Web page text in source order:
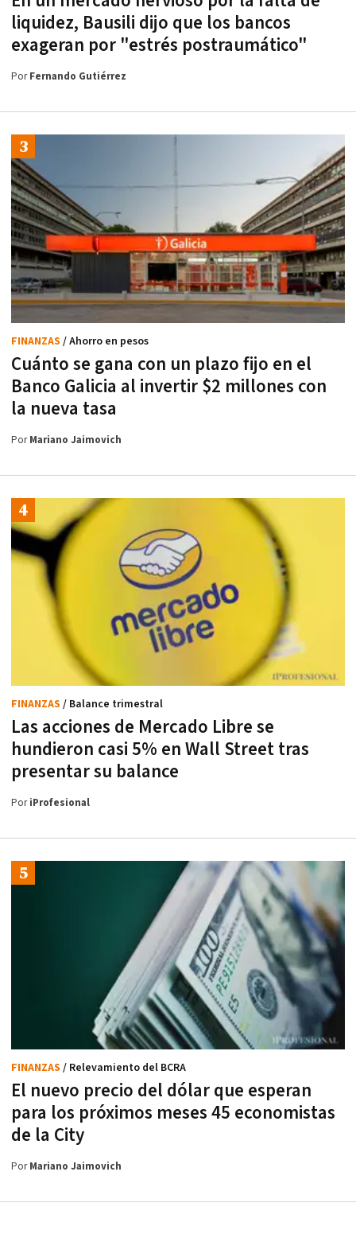
liquidez, Bausili dijo que los bancos
exageran por "estrés postraumático"
PorFernando Gutiérrez
Cuánto se gana con un plazo fijo en el
Banco Galicia al invertir $2 millones con
la nueva tasa
FINANZAS / Ahorro en pesos
PorMariano Jaimovich
Las acciones de Mercado Libre se
hundieron casi 5% en Wall Street tras
presentar su balance
FINANZAS / Balance trimestral
PoriProfesional
El nuevo precio del dólar que esperan
para los próximos meses 45 economistas
de la City
FINANZAS / Relevamiento del BCRA
PorMariano Jaimovich